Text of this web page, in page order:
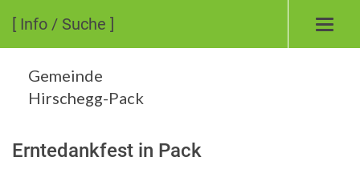
[ Info / Suche ]
Gemeinde
Hirschegg-Pack
Erntedankfest in Pack